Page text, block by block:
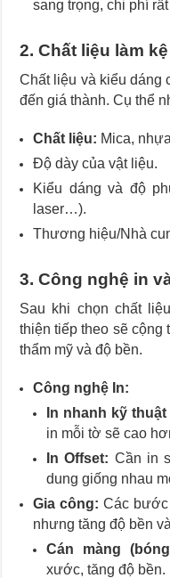
sang trọng, chi phí
2. Chất liệu làm kệ
Chất liệu và kiểu dáng
đến giá thành. Cụ thể
Chất liệu: Mica,
Độ dày của vật liệu.
Kiểu dáng và độ
laser…).
Thương hiệu/Nhà
3. Công nghệ in
Sau khi chọn chất
thiện tiếp theo sẽ cộng
thẩm mỹ và độ bền.
Công nghệ In:
In nhanh kỹ thuật
in mỗi tờ sẽ cao
In Offset: Cần in
dung giống nhau
Gia công: Các bước
nhưng tăng độ bền
Cán màng
xước, tăng độ bền.